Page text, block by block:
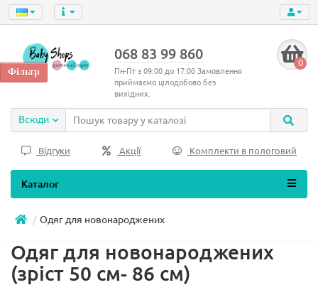
068 83 99 860
Пн-Пт з 09:00 до 17:00 Замовлення
приймаємо цілодобово без
вихідних.
0
Всюди
Відгуки Акції Комплекти в пологовий
Каталог
Одяг для новонароджених
Одяг для новонароджених
(зріст 50 см- 86 см)